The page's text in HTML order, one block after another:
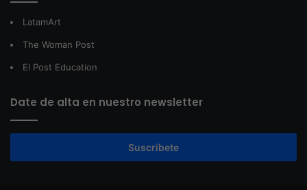
LatamArt
The Woman Post
El Post Education
Date de alta en nuestro newsletter
Suscríbete